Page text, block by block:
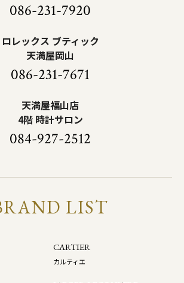
086-231-7920
ロレックス ブティック
天満屋岡山
086-231-7671
天満屋福山店
4階 時計サロン
084-927-2512
LIST
CARTIER
カルティエ